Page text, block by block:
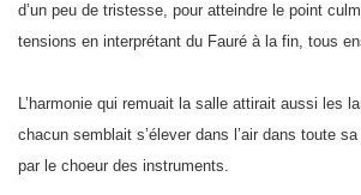
d’un peu de tristesse, pour atteindre le point
tensions en interprétant du Fauré à la fin, tous
L’harmonie qui remuait la salle attirait aussi les
chacun semblait s’élever dans l’air dans toute
par le choeur des instruments.